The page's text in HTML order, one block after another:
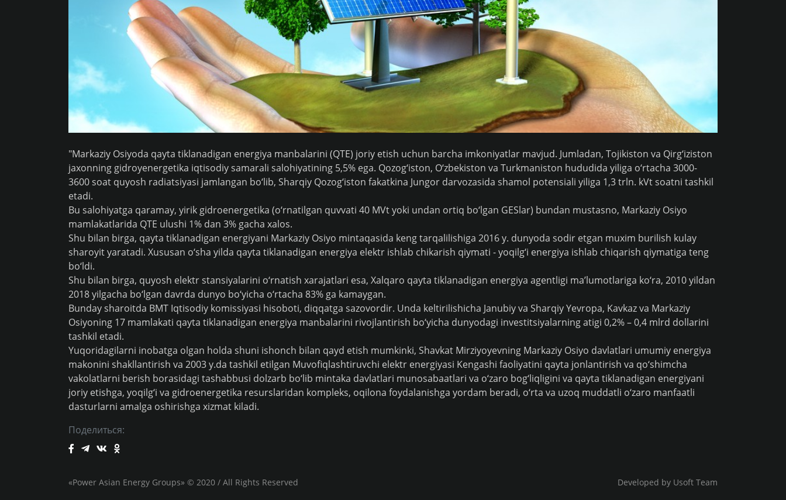
"Markaziy Osiyoda qayta tiklanadigan energiya manbalarini (QTE) joriy etish uchun barcha imkoniyatlar mavjud. Jumladan, Tojikiston va Qirg‘iziston
jaxonning gidroyenergetika iqtisodiy samarali salohiyatining 5,5% ega. Qozog‘iston, O‘zbekiston va Turkmaniston hududida yiliga o‘rtacha 3000-
3600 soat quyosh radiatsiyasi jamlangan bo‘lib, Sharqiy Qozog‘iston fakatkina Jungor darvozasida shamol potensiali yiliga 1,3 trln. kVt soatni tashkil
etadi.
Bu salohiyatga qaramay, yirik gidroenergetika (o‘rnatilgan quvvati 40 MVt yoki undan ortiq bo‘lgan GESlar) bundan mustasno, Markaziy Osiyo
mamlakatlarida QTE ulushi 1% dan 3% gacha xalos.
Shu bilan birga, qayta tiklanadigan energiyani Markaziy Osiyo mintaqasida keng tarqalilishiga 2016 y. dunyoda sodir etgan muxim burilish kulay
sharoyit yaratadi. Xususan o‘sha yilda qayta tiklanadigan energiya elektr ishlab chikarish qiymati - yoqilg‘i energiya ishlab chiqarish qiymatiga teng
bo‘ldi.
Shu bilan birga, quyosh elektr stansiyalarini o‘rnatish xarajatlari esa, Xalqaro qayta tiklanadigan energiya agentligi ma’lumotlariga ko‘ra, 2010 yildan
2018 yilgacha bo‘lgan davrda dunyo bo‘yicha o‘rtacha 83% ga kamaygan.
Bunday sharoitda BMT Iqtisodiy komissiyasi hisoboti, diqqatga sazovordir. Unda keltirilishicha Janubiy va Sharqiy Yevropa, Kavkaz va Markaziy
Osiyoning 17 mamlakati qayta tiklanadigan energiya manbalarini rivojlantirish bo‘yicha dunyodagi investitsiyalarning atigi 0,2% – 0,4 mlrd dollarini
tashkil etadi.
Yuqoridagilarni inobatga olgan holda shuni ishonch bilan qayd etish mumkinki, Shavkat Mirziyoyevning Markaziy Osiyo davlatlari umumiy energiya
makonini shakllantirish va 2003 y.da tashkil etilgan Muvofiqlashtiruvchi elektr energiyasi Kengashi faoliyatini qayta jonlantirish va qo‘shimcha
vakolatlarni berish borasidagi tashabbusi dolzarb bo‘lib mintaka davlatlari munosabaatlari va o‘zaro bog‘liqligini va qayta tiklanadigan energiyani
joriy etishga, yoqilg‘i va gidroenergetika resurslaridan kompleks, oqilona foydalanishga yordam beradi, o‘rta va uzoq muddatli o‘zaro manfaatli
dasturlarni amalga oshirishga xizmat kiladi.
Поделиться:
«Power Asian Energy Groups» © 2020 / All Rights Reserved Developed by Usoft Team